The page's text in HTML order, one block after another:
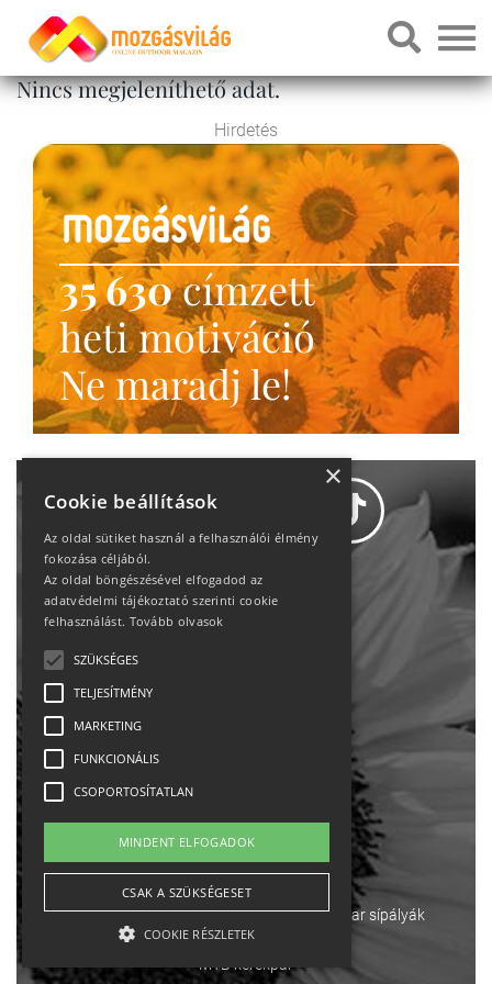
Nincs megjeleníthető adat.
Hirdetés
35 630címzett
heti motiváció
Ne maradj le!
Adatvédelem
Impresszum-kapcsolat
English
Ebike Osztrák sípályák Magyar sípályák
MTB kerékpár
×
Cookie beállítások
Az oldal sütiket használ a felhasználói élmény
fokozása céljából.
Az oldal böngészésével elfogadod az
adatvédelmi tájékoztató szerinti cookie
felhasználást. Tovább olvasok
SZÜKSÉGES
TELJESÍTMÉNY
MARKETING
FUNKCIONÁLIS
CSOPORTOSÍTATLAN
MINDENT ELFOGADOK
CSAK A SZÜKSÉGESET
COOKIE RÉSZLETEK